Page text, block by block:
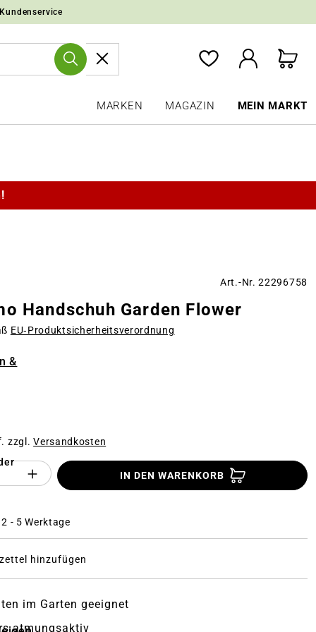
MARKEN MAGAZIN MEIN MARKT
&
Art.-Nr. 22296758
Handschuh Garden Flower
EU‑Produktsicherheitsverordnung
zzgl.Versandkosten
des Produktes "%product%":
IN DEN WARENKORB
- 5 Werktage
hinzufügen
im Garten geeignet
atmungsaktiv